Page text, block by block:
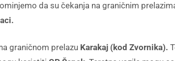
da su čekanja na graničnim
graničnom prelazu Karakaj (kod Zvornika).